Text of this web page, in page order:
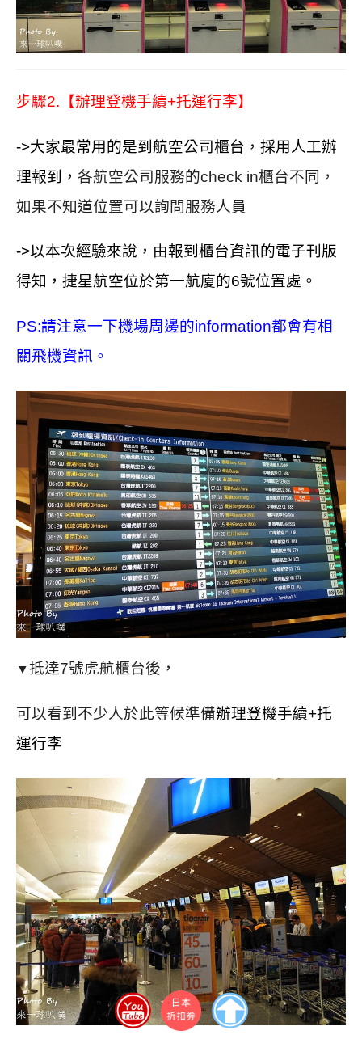
步驟2. 【辦理登機手續+托運行李】
->大家最常用的是到航空公司櫃台， 採用人工辦
理報到， 各航空公司服務的check in櫃台不同，
如果不知道位置可以詢問服務人員
->以本次經驗來說，由報到櫃台資訊的電子刊版
得知， 捷星航空位於第一航廈的6號位置處。
PS:請注意一下機場周邊的information都會有相
關飛機資訊。
▼抵達7號虎航櫃台後，
可以看到不少人於此等候準備辦理登機手續+托
運行李